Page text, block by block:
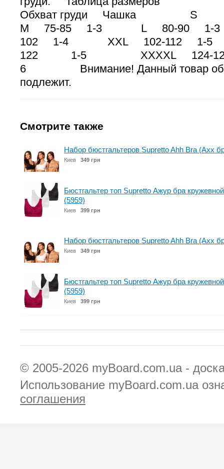
Обхват груди Чашка
M 75-85 1-3 L 80-90
102 1-4 XXL 102-112 1-
122 1-5 XXXXL 124-
6 Внимание! Данный товар
подлежит.
Смотрите также
Набор бюстгальтеров Supretto Ahh Bra (Ахх
Киев 349 грн
Бюстгальтер топ Supretto Ажур бра
(5959)
Киев 399 грн
Набор бюстгальтеров Supretto Ahh Bra (Ахх
Киев 349 грн
Бюстгальтер топ Supretto Ажур бра
(5959)
Киев 399 грн
© 2005-2026 myBoard.com.ua -
Использование myBoard.com.ua
соглашения